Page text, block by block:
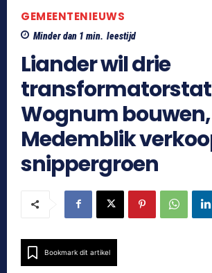
GEMEENTENIEUWS
Minder dan 1 min. leestijd
Liander wil drie
Wognum bouwen,
Medemblik
snippergroen
Bookmark dit artikel